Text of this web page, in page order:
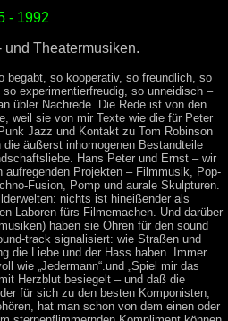
- 1992
Theatermusiken.
begabt, so kooperativ, so freundlich, so
experimentierfreudig, so unneidisch –
übler Nachrede. Die Rede ist von den
weil sie von mir Texte wie die für Peter
Jazz und Kontakt zu Tom Robinson
äußerst inhomogenen Bestandteile
Hans Peter und Ernst – wir
aufregenden Projekten – Filmmusik, Pop-
Fusion, Pomp und aurale Skulpturen.
nichts ist hineißender als
Laboren fürs Filmemachen. Und darüber
haben sie Ohren für den sound
track signalisiert: wie Straßen und
die Liebe und der Hass haben. Immer
wie „Jedermann“.und „Spiel mir das
Herzblut besiegelt – und daß die
für sich zu den besten Komponisten,
hat man schon von dem einen oder